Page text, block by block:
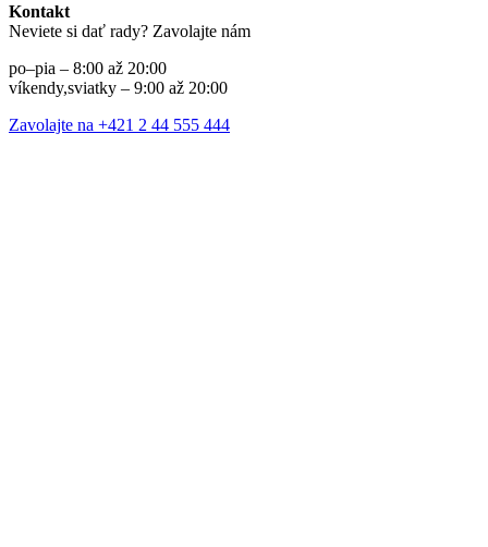
Kontakt
Neviete si dať rady? Zavolajte nám
po–pia – 8:00 až 20:00
víkendy,sviatky – 9:00 až 20:00
Zavolajte na +421 2 44 555 444